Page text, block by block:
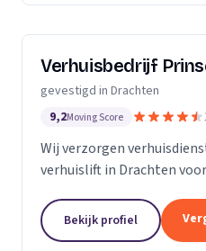
Verhuisbedrijf
gevestigd in Drachten
9,2Moving Score
Wij verzorgen
verhuislift in Drachten
Bekijk profiel